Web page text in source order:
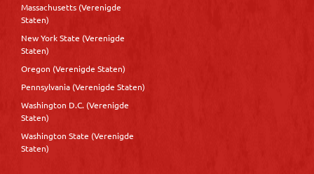
Massachusetts (Verenigde
Staten)
New York State (Verenigde
Staten)
Oregon (Verenigde Staten)
Pennsylvania (Verenigde Staten)
Washington D.C. (Verenigde
Staten)
Washington State (Verenigde
Staten)